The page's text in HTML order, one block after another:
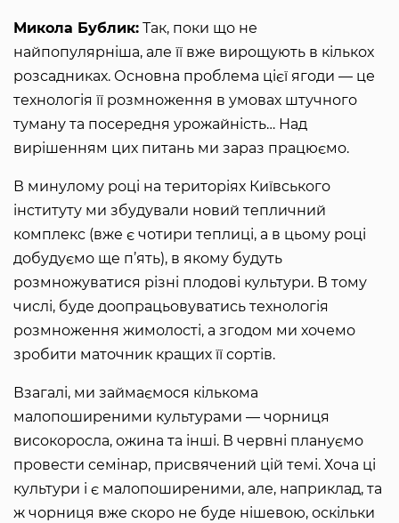
Микола Бублик: Так, поки що не
найпопулярніша, але її вже вирощують в кількох
розсадниках. Основна проблема цієї ягоди — це
технологія її розмноження в умовах штучного
туману та посередня урожайність… Над
вирішенням цих питань ми зараз працюємо.
В минулому році на територіях Київського
інституту ми збудували новий тепличний
комплекс (вже є чотири теплиці, а в цьому році
добудуємо ще п’ять), в якому будуть
розмножуватися різні плодові культури. В тому
числі, буде доопрацьовуватись технологія
розмноження жимолості, а згодом ми хочемо
зробити маточник кращих її сортів.
Взагалі, ми займаємося кількома
малопоширеними культурами — чорниця
високоросла, ожина та інші. В червні плануємо
провести семінар, присвячений цій темі. Хоча ці
культури і є малопоширеними, але, наприклад, та
ж чорниця вже скоро не буде нішевою, оскільки